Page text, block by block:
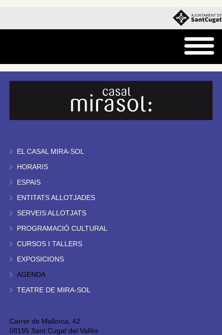
EL CASAL MIRA-SOL
HORARIS
ESPAIS
ENTITATS ALLOTJADES
SERVEIS ALLOTJATS
PROGRAMACIÓ CULTURAL
CURSOS I TALLERS
EXPOSICIONS
AGENDA
TEATRE DE MIRA-SOL
Carrer de Mallorca, 42
08195 Sant Cugat del Vallès